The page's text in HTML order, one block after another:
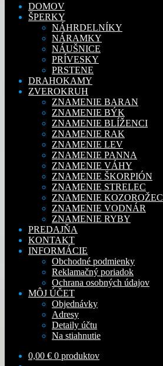
DOMOV
ŠPERKY
NÁHRDELNÍKY
NÁRAMKY
NÁUŠNICE
PRÍVESKY
PRSTENE
DRAHOKAMY
ZVEROKRUH
ZNAMENIE BARAN
ZNAMENIE BÝK
ZNAMENIE BLÍŽENCI
ZNAMENIE RAK
ZNAMENIE LEV
ZNAMENIE PANNA
ZNAMENIE VÁHY
ZNAMENIE ŠKORPIÓN
ZNAMENIE STRELEC
ZNAMENIE KOZOROŽEC
ZNAMENIE VODNÁR
ZNAMENIE RYBY
PREDAJŇA
KONTAKT
INFORMÁCIE
Obchodné podmienky
Reklamačný poriadok
Ochrana osobných údajov
MÔJ ÚČET
Objednávky
Adresy
Detaily účtu
Na stiahnutie
0,00 € 0 produktov